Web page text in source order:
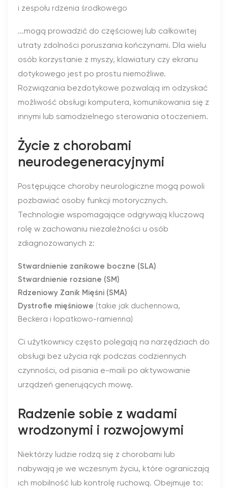
i zespołu rdzenia środkowego
...mogą prowadzić do częściowej lub całkowitej
utraty zdolności poruszania kończynami. Dla wielu
osób korzystanie z myszy, klawiatury czy ekranu
dotykowego jest po prostu niemożliwe.
Rozwiązania bezdotykowe pozwalają im odzyskać
możliwość obsługi komputera, komunikowania się z
innymi lub samodzielnego sterowania otoczeniem.
Życie z chorobami
neurodegeneracyjnymi
Postępujące choroby neurologiczne mogą powoli
pozbawiać osoby funkcji motorycznych.
Technologie wspomagające odgrywają kluczową
rolę w zachowaniu niezależności u osób
zdiagnozowanych z:
Stwardnienie zanikowe boczne (SLA)
Stwardnienie rozsiane (SM)
Rdzeniowy Zanik Mięśni (SMA)
Dystrofie mięśniowe (takie jak duchennowa,
Beckera i łopatkowo-ramienna)
Ci użytkownicy często polegają na narzędziach do
obsługi bez użycia rąk podczas codziennych
czynności, od pisania e-maili po aktywowanie
urządzeń generujących mowę.
Radzenie sobie z wadami
wrodzonymi i rozwojowymi
Niektórzy ludzie rodzą się z chorobami lub
nabywają je we wczesnym życiu, które ograniczają
ich mobilność lub kontrolę ruchową. Obejmuje to: